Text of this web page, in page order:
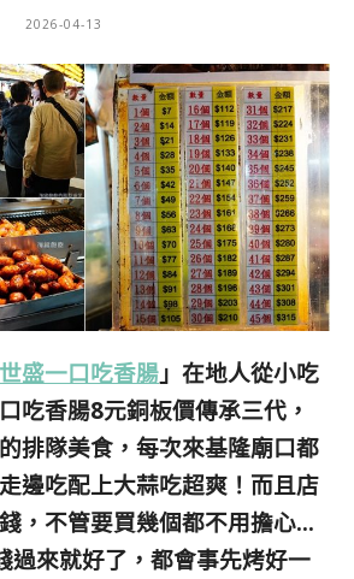
2026-04-13
世盛一口吃香腸 」在地人從小吃
吃香腸8元銅板價傳承三代，
排隊美食，每次來基隆廟口都
邊吃配上大蒜吃超爽！而且店
，不管要買幾個都不用擔心…
過來就好了，都會事先烤好一